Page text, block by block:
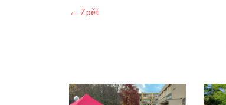
← Zpět